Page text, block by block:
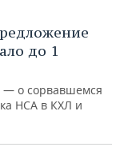
до 1
— о сорвавшемся
НСА в КХЛ и